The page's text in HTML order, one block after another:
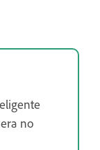
no